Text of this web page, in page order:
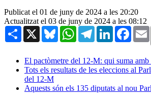
Publicat el 01 de juny de 2024 a les 20:20
Actualitzat el 03 de juny de 2024 a les 08:12
Share X BlueskyWhatsAppTelegramLinkedIn
El pactòmetre del 12-M: qui suma amb
Tots els resultats de les eleccions al
del 12-M
Aquests són els 135 diputats al nou